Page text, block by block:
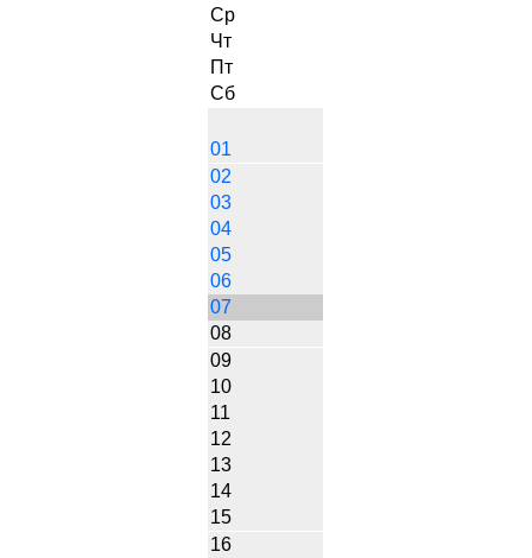
Ср
Чт
Пт
Сб
01
02
03
04
05
06
07
08
09
10
11
12
13
14
15
16